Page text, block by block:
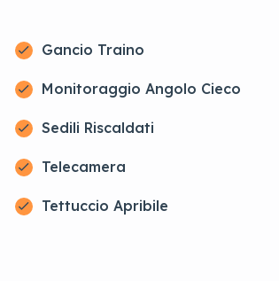
Gancio Traino
Monitoraggio Angolo Cieco
Sedili Riscaldati
Telecamera
Tettuccio Apribile